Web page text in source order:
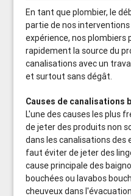
En tant que plombier, le
partie de nos
expérience, nos plombiers
rapidement la source du
canalisations avec un
et surtout sans dégât.
Causes de canalisations
L'une des causes les plus
de jeter des produits non
dans les canalisations des
faut éviter de jeter des
cause principale des
bouchées ou lavabos
cheuveux dans